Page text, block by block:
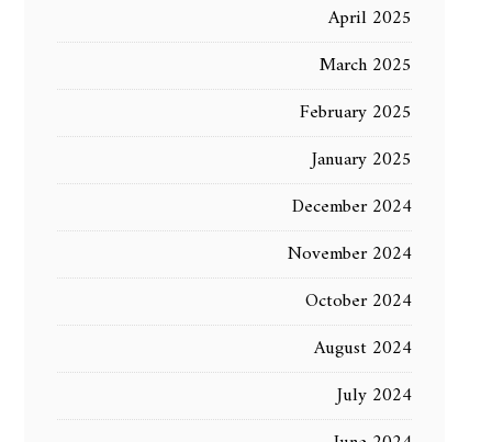
April 2025
March 2025
February 2025
January 2025
December 2024
November 2024
October 2024
August 2024
July 2024